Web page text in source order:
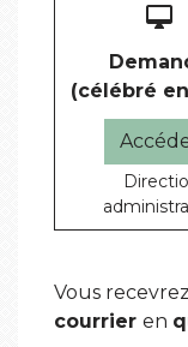
desktop_mac
(célébré
Vous
courrier en